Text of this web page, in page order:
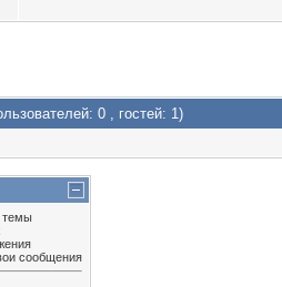
0 , гостей: 1)
темы
сообщения